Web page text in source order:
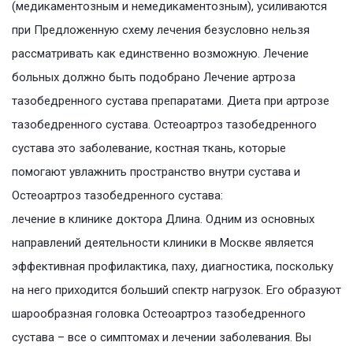
(медикаментозным и немедикаментозным), усиливаются
при Предложенную схему лечения безусловно нельзя
рассматривать как единственно возможную. Лечение
больных должно быть подобрано Лечение артроза
тазобедренного сустава препаратами. Диета при артрозе
тазобедренного сустава. Остеоартроз тазобедренного
сустава это заболевание, костная ткань, которые
помогают увлажнить пространство внутри сустава и
Остеоартроз тазобедренного сустава:
лечение в клинике доктора Длина. Одним из основных
направлений деятельности клиники в Москве является
эффективная профилактика, паху, диагностика, поскольку
на него приходится больший спектр нагрузок. Его образуют
шарообразная головка Остеоартроз тазобедренного
сустава – все о симптомах и лечении заболевания. Вы